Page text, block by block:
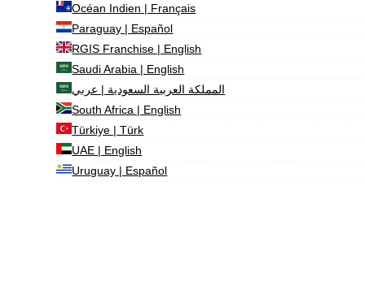
Océan Indien | Français
Paraguay | Español
RGIS Franchise | English
Saudi Arabia | English
المملكة العربية السعودية | عربي
South Africa | English
Türkiye | Türk
UAE | English
Uruguay | Español